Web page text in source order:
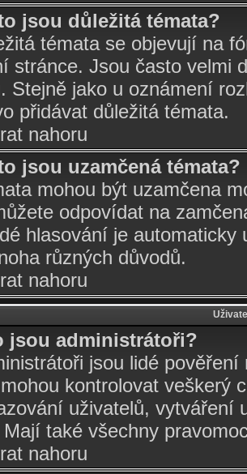
jsou důležitá témata?
témata se objevují na
stránce. Jsou často velmi
Stejně jako u oznámení
přidávat důležitá témata.
nahoru
jsou uzamčená témata?
mohou být uzamčena
odpovídat na
hlasování je
různých důvodů.
nahoru
jsou administrátoři?
jsou lidé
kontrolovat veškerý
uživatelů, vytváření
také všechny
nahoru